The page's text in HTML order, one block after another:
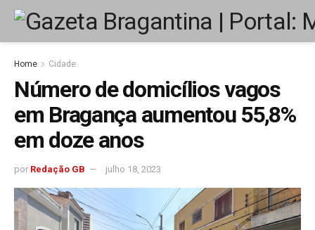
Home Cidade
Número de domicílios vagos
em Bragança aumentou 55,8%
em doze anos
por Redação GB julho 18, 2023